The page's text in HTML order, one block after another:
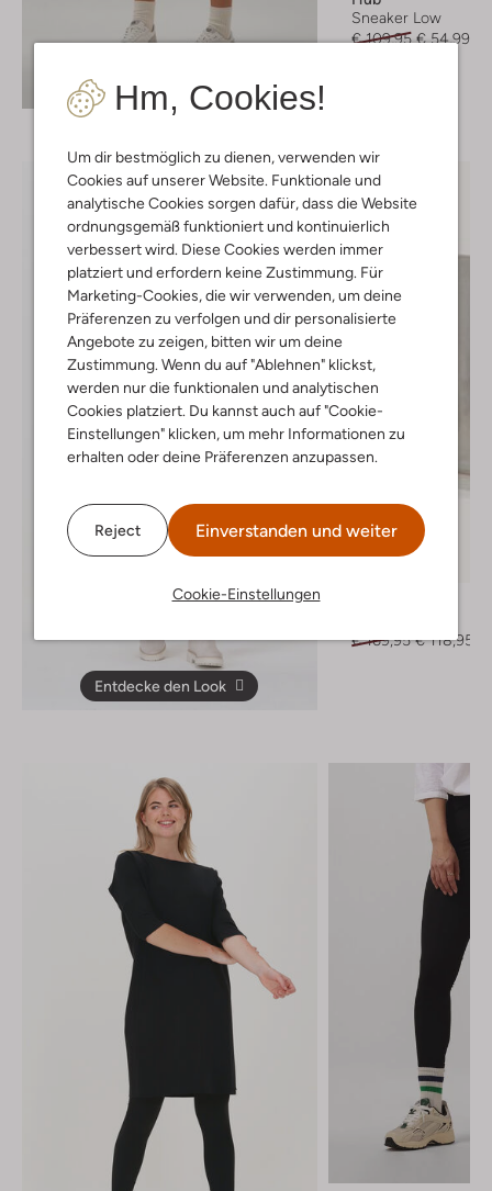
Hm, Cookies!
Um dir bestmöglich zu dienen, verwenden wir
Cookies auf unserer Website. Funktionale und
analytische Cookies sorgen dafür, dass die Website
ordnungsgemäß funktioniert und kontinuierlich
verbessert wird. Diese Cookies werden immer
platziert und erfordern keine Zustimmung. Für
Marketing-Cookies, die wir verwenden, um deine
Präferenzen zu verfolgen und dir personalisierte
Angebote zu zeigen, bitten wir um deine
Zustimmung. Wenn du auf "Ablehnen" klickst,
werden nur die funktionalen und analytischen
Cookies platziert. Du kannst auch auf "Cookie-
Einstellungen" klicken, um mehr Informationen zu
erhalten oder deine Präferenzen anzupassen.
Reject Einverstanden und weiter
Cookie-Einstellungen
Entdecke den Look
Sneaker Low
€ 109,95 € 54,99
Entdecke den Look
Letzter Artikel
€ 169,95 € 118,95